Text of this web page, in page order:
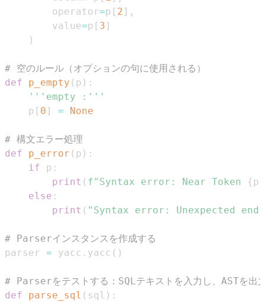
        operator
=p [ 2 ] ,
        value
=p [ 3 ]
)
# 空のルール（オプションの句に使用される）
def
p_empty ( p ) :
'''empty :'''
    p
[ 0 ] = None
# 構文エラー処理
def
p_error ( p ) :
if p :
print ( f"Syntax error: Near Token {p
else :
print ( "Syntax error: Unexpected
# Parserインスタンスを作成する
parser = yacc . yacc ( )
# Parserをテストする：SQLテキストを入力し、ASTを出
def
parse_sql ( sql ) :